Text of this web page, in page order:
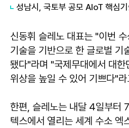
성남시, 국토부 공모 AIoT 핵심
신동휘 슬레노 대표는 "이번
기술을 기반으로 한 글로벌 기
됐다"라며 "국제무대에서 대
위상을 높일 수 있어 기쁘다"
한편, 슬레노는 내달 4일부터
텍스에서 열리는 세계 수소